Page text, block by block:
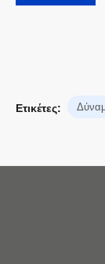
Ετικέτες: